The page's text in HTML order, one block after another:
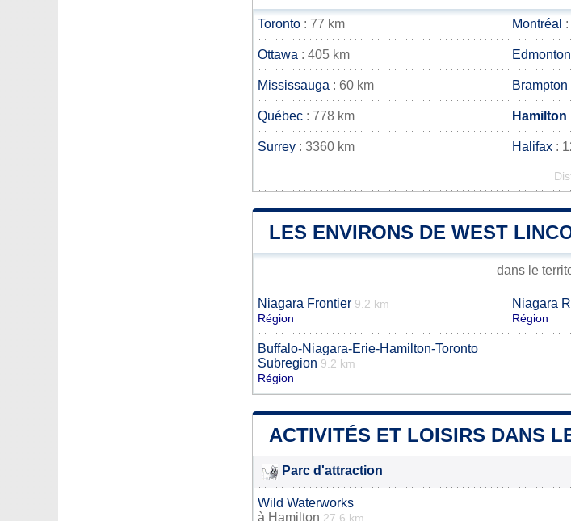
Toronto : 77 km Montréal
Ottawa : 405 km Edmonton
Mississauga : 60 km Brampton
Québec : 778 km Hamilton
Surrey : 3360 km Halifax :
LES ENVIRONS DE WEST
dans le
Niagara Frontier 9.2 km
Région
Niagara
Région
Buffalo-Niagara-Erie-Hamilton-Toronto
Subregion 9.2 km
Région
ACTIVITÉS ET LOISIRS DANS
Parc d'attraction
Wild Waterworks
à Hamilton 27.6 km